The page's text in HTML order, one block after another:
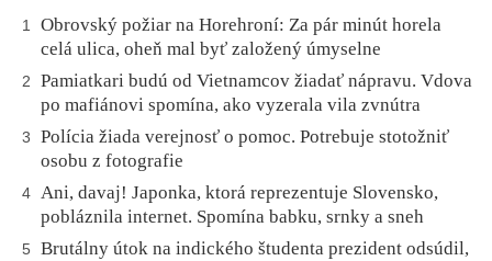
1
Obrovský požiar na Horehroní: Za pár minút horela
celá ulica, oheň mal byť založený úmyselne
2
Pamiatkari budú od Vietnamcov žiadať nápravu. Vdova
po mafiánovi spomína, ako vyzerala vila zvnútra
3
Polícia žiada verejnosť o pomoc. Potrebuje stotožniť
osobu z fotografie
4 Ani, davaj! Japonka, ktorá reprezentuje Slovensko,
pobláznila internet. Spomína babku, srnky a sneh
5
Brutálny útok na indického študenta prezident odsúdil,